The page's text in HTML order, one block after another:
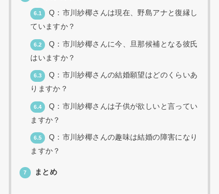
6.1
Q：市川紗椰さんは現在、野島アナと復縁し
ていますか？
6.2
Q：市川紗椰さんに今、旦那候補となる彼氏
はいますか？
6.3
Q：市川紗椰さんの結婚願望はどのくらいあ
りますか？
6.4
Q：市川紗椰さんは子供が欲しいと言ってい
ますか？
6.5
Q：市川紗椰さんの趣味は結婚の障害になり
ますか？
7 まとめ